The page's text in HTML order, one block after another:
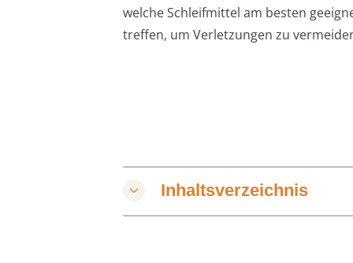
welche Schleifmittel am besten
treffen, um Verletzungen zu
Inhaltsverzeichnis